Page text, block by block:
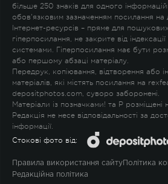
більше 250 знаків для одного
обов'язковим зазначенням посилання на
Інтернет-ресурсів – пряме для
гіперпосилання, не закрите від
системами. Гіперпосилання має бути
або першому абзаці матеріалу.
Передрук, копіювання, відтворення або
матеріалів, які містять посилання на
depositphotos.com, суворо заборонені.
Матеріали із позначками! та P розміщені
Редакція не несе відповідальності за
інформації.
Стокові фото від:
Правила використання сайту Політика
Редакційна політика